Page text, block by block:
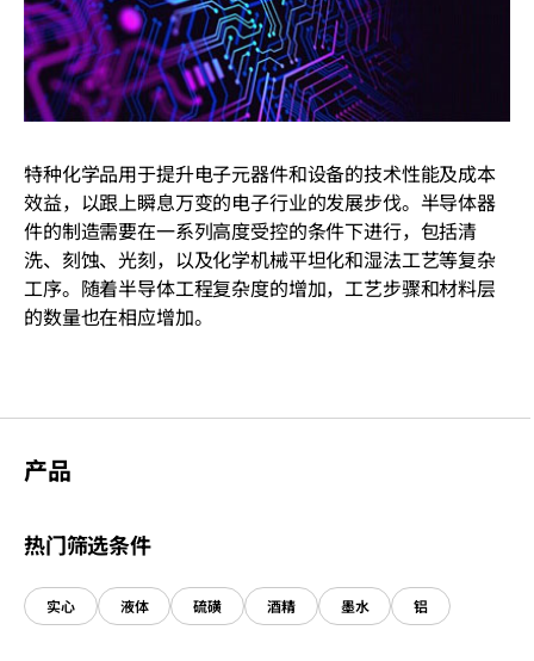
特种化学品用于提升电子元器件和设备的技术性能及成本
效益，以跟上瞬息万变的电子行业的发展步伐。半导体器
件的制造需要在一系列高度受控的条件下进行，包括清
洗、刻蚀、光刻，以及化学机械平坦化和湿法工艺等复杂
工序。随着半导体工程复杂度的增加，工艺步骤和材料层
的数量也在相应增加。
产品
热门筛选条件
实心 液体 硫磺 酒精 墨水 铝